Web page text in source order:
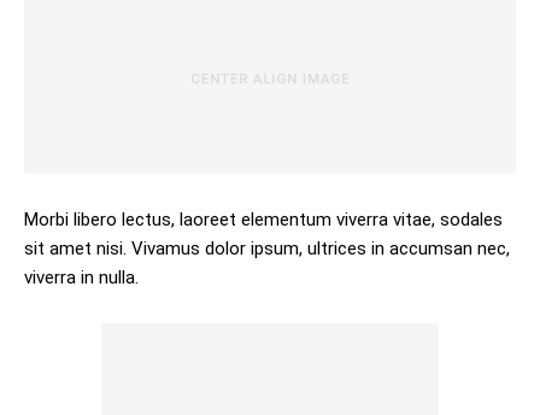
Morbi libero lectus, laoreet elementum viverra vitae, sodales
sit amet nisi. Vivamus dolor ipsum, ultrices in accumsan nec,
viverra in nulla.